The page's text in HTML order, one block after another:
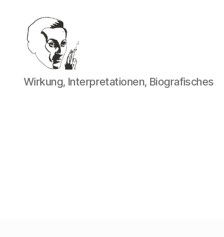
Walter
Mehring
Wirkung, Interpretationen, Biografisches